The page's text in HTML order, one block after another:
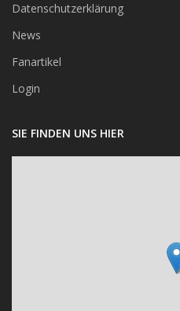
Datenschutzerklärung
News
Fanartikel
Login
SIE FINDEN UNS HIER